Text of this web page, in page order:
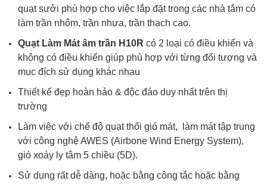
quạt sưởi phù hợp cho việc lắp đặt trong các nhà tắm có
làm trần nhôm, trần nhựa, trần thạch cao.
Quạt Làm Mát âm trần H10R có 2 loại có điều khiển và
không có điều khiển giúp phù hợp với từng đối tượng và
mục đích sử dụng khác nhau
Thiết kế đẹp hoàn hảo & độc đáo duy nhất trên thị
trường
Làm việc với chế độ quạt thổi gió mát, làm mát tập trung
với công nghệ AWES (Airbone Wind Energy System),
gió xoáy ly tâm 5 chiều (5D).
Sử dụng rất dễ dàng, hoặc bằng công tắc hoặc bằng